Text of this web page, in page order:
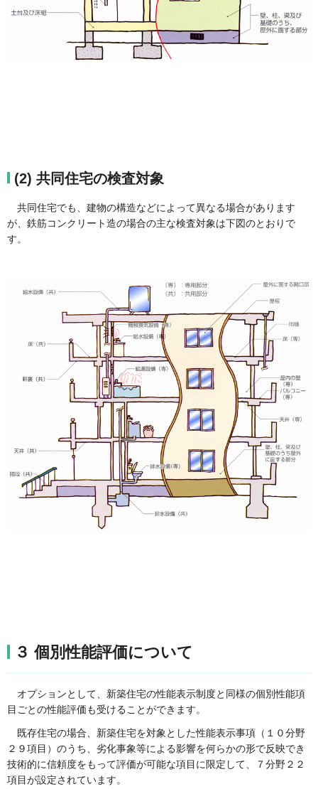
(2) 共同住宅の検査対象
共同住宅でも、建物の構造などによって異なる場合があります
が、鉄筋コンクリート造の場合の主な検査対象は下図のとおりで
す。
３ 個別性能評価について
オプションとして、新築住宅の性能表示制度と同様の個別性能項
目ごとの性能評価も受けることができます。
既存住宅の場合、新築住宅を対象とした性能表示事項（１０分野
２９項目）のうち、劣化事象等による影響を何らかの形で反映でき
技術的に信頼度をもって評価が可能な項目に限定して、７分野２２
項目が設定されています。